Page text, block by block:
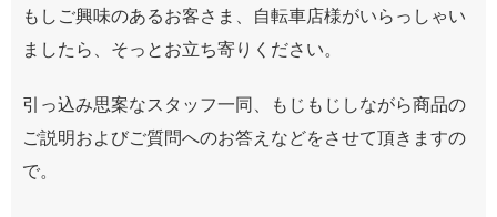
もしご興味のあるお客さま、自転車店様がいらっしゃい
ましたら、そっとお立ち寄りください。
引っ込み思案なスタッフ一同、もじもじしながら商品の
ご説明およびご質問へのお答えなどをさせて頂きますの
で。